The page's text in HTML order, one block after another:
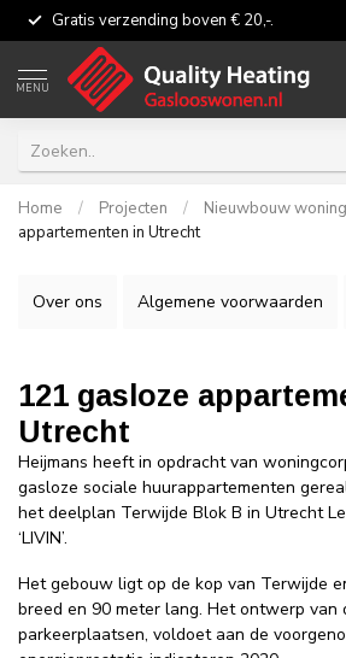
Gratis verzending boven € 20,-.
MENU
Home / Projecten / Nieuwbouw
appartementen in Utrecht
Over ons Algemene voorwaarden
121 gasloze
Utrecht
Heijmans heeft in opdracht van
gasloze sociale huurappartementen
het deelplan Terwijde Blok B in Utrecht
‘LIVIN’.
Het gebouw ligt op de kop van Terwijde
breed en 90 meter lang. Het ontwerp van
parkeerplaatsen, voldoet aan de